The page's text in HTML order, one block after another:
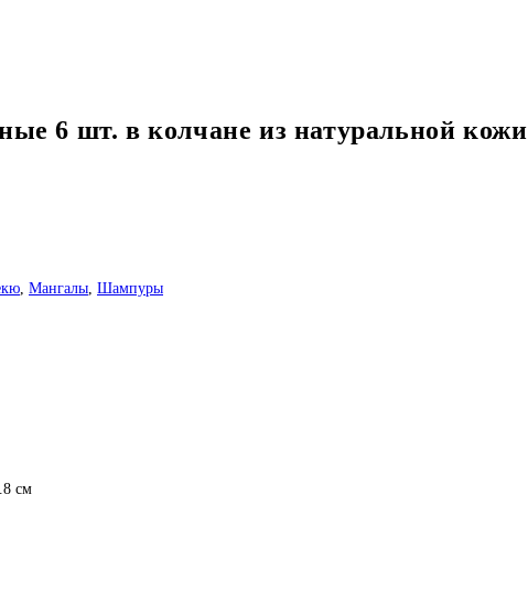
6 шт. в колчане из натуральной кожи
, Мангалы, Шампуры
см